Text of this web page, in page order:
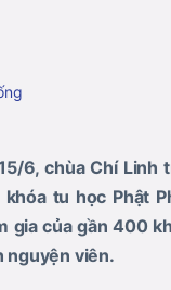
6, chùa Chí Linh
tu học Phật
gia của gần 400
nguyện viên.